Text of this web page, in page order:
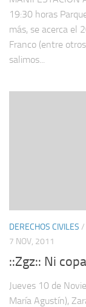
19:30 horas
más, se acerca el
Franco (entre
salimos...
DERECHOS CIVILES /
7 NOV, 2011
::Zgz:: Ni
Jueves 10 de
María Agustín),